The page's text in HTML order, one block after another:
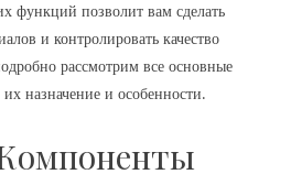
функций позволит вам сделать
и контролировать качество
рассмотрим все основные
назначение и особенности.